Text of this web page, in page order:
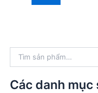
k
Các danh mục